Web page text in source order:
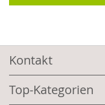
Kontakt
Top-Kategorien